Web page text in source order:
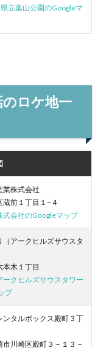
立葉山公園のGoogleマ
のロケ地一
業株式会社
蔵前１丁目１−４
式会社のGoogleマップ
（アークヒルズサウスタ
本木１丁目
ークヒルズサウスタワー
プ
ンタルボックス殿町３丁
市川崎区殿町３－１３－